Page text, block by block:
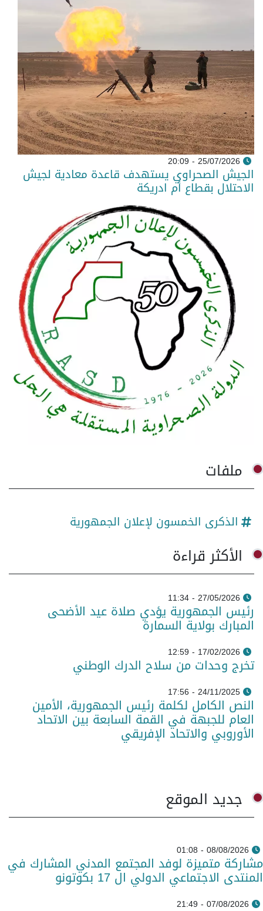
25/07/2026 - 20:09
الجيش الصحراوي يستهدف قاعدة معادية لجيش
الاحتلال بقطاع أم ادريكة
ملفات
الذكرى الخمسون لإعلان الجمهورية
الأكثر قراءة
27/05/2026 - 11:34
رئيس الجمهورية يؤدي صلاة عيد الأضحى
المبارك بولاية السمارة
17/02/2026 - 12:59
تخرج وحدات من سلاح الدرك الوطني
24/11/2025 - 17:56
النص الكامل لكلمة رئيس الجمهورية، الأمين
العام للجبهة في القمة السابعة بين الاتحاد
الأوروبي والاتحاد الإفريقي
جديد الموقع
08/08/2026 - 01:08
مشاركة متميزة لوفد المجتمع المدني المشارك في
المنتدى الاجتماعي الدولي ال 17 بكوتونو
07/08/2026 - 21:49